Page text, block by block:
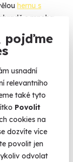
pojďme
usnadní
relevantního
také tyto
Povolit
cookies na
dozvíte více
povolit jen
odvolat
hernu s
s mnoha